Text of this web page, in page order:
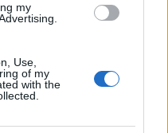
my
Use,
of my
with the